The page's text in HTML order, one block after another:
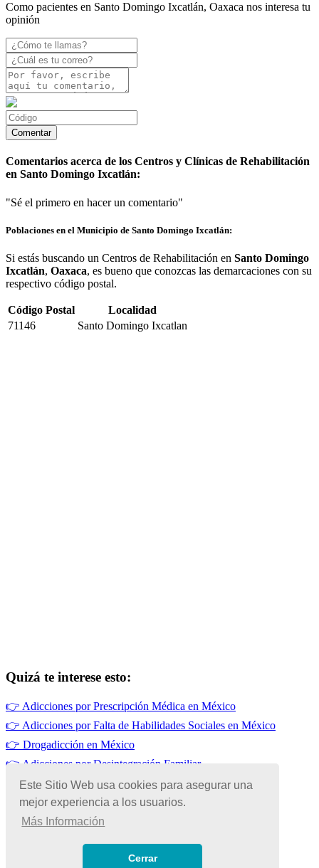
Este Sitio Web usa cookies para asegurar una
mejor experiencia a los usuarios.
Más Información
Cerrar
Como pacientes en Santo Domingo Ixcatlán, Oaxaca nos interesa tu
opinión
Comentarios acerca de los Centros y Clínicas de Rehabilitación
en Santo Domingo Ixcatlán:
"Sé el primero en hacer un comentario"
Poblaciones en el Municipio de Santo Domingo Ixcatlán:
Si estás buscando un Centros de Rehabilitación en Santo Domingo
Ixcatlán, Oaxaca, es bueno que conozcas las demarcaciones con su
respectivo código postal.
Código Postal
Localidad
71146
Santo Domingo Ixcatlan
Quizá te interese esto:
👉 Adicciones por Prescripción Médica en México
👉 Adicciones por Falta de Habilidades Sociales en México
👉 Drogadicción en México
👉 Adicciones por Desintegración Familiar
👉Adicciones por Influencias Familiares en México
👉Alcoholismo en México
© Copyright 2026 | Todos los Derechos Reservados